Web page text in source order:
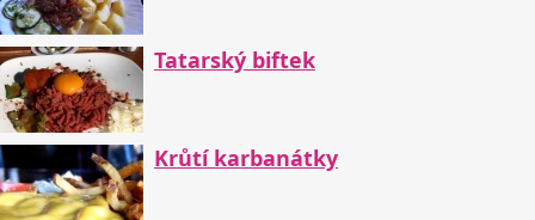
Tatarský biftek
Krůtí karbanátky